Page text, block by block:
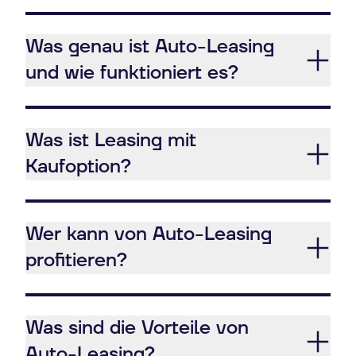
Was genau ist Auto-Leasing
und wie funktioniert es?
Was ist Leasing mit
Kaufoption?
Wer kann von Auto-Leasing
profitieren?
Was sind die Vorteile von